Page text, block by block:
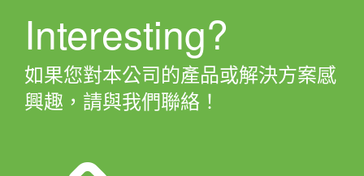
Interesting?
如果您對本公司的產品或解決方案感
興趣，請與我們聯絡！